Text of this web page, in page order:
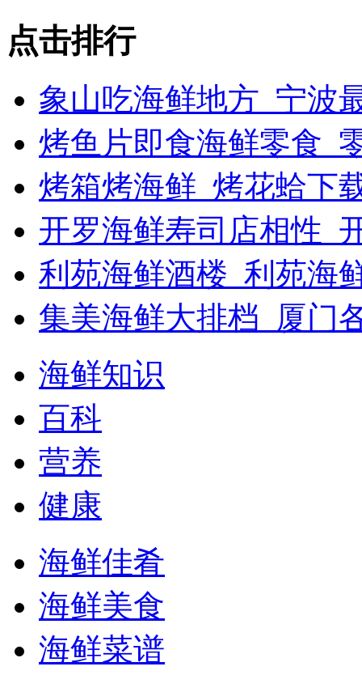
点击排行
象山吃海鲜地方_宁波
烤鱼片即食海鲜零食_
烤箱烤海鲜_烤花蛤下
开罗海鲜寿司店相性_
利苑海鲜酒楼_利苑海
集美海鲜大排档_厦门
海鲜知识
百科
营养
健康
海鲜佳肴
海鲜美食
海鲜菜谱